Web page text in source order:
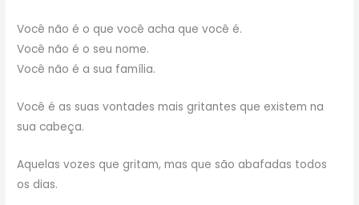
Você não é o que você acha que você é.
Você não é o seu nome.
Você não é a sua família.
Você é as suas vontades mais gritantes que existem na
sua cabeça.
Aquelas vozes que gritam, mas que são abafadas todos
os dias.